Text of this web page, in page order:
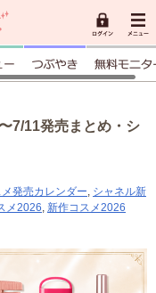
7/11発売まとめ・シ
メ発売カレンダー, シャネル新
メ2026, 新作コスメ2026